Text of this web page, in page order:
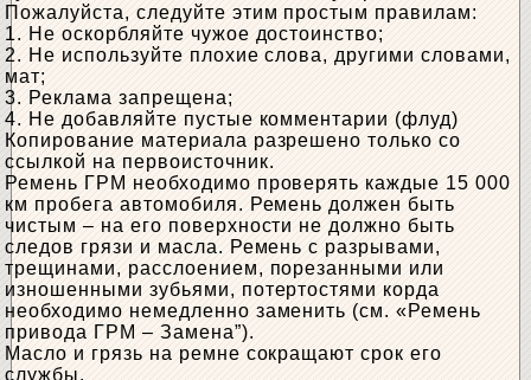
Пожалуйста, следуйте этим простым правилам:
1. Не оскорбляйте чужое достоинство;
2. Не используйте плохие слова, другими словами,
мат;
3. Реклама запрещена;
4. Не добавляйте пустые комментарии (флуд)
Копирование материала разрешено только со
ссылкой на первоисточник.
Ремень ГРМ необходимо проверять каждые 15 000
км пробега автомобиля. Ремень должен быть
чистым – на его поверхности не должно быть
следов грязи и масла. Ремень с разрывами,
трещинами, расслоением, порезанными или
изношенными зубьями, потертостями корда
необходимо немедленно заменить (см. «Ремень
привода ГРМ – Замена”).
Масло и грязь на ремне сокращают срок его
службы.